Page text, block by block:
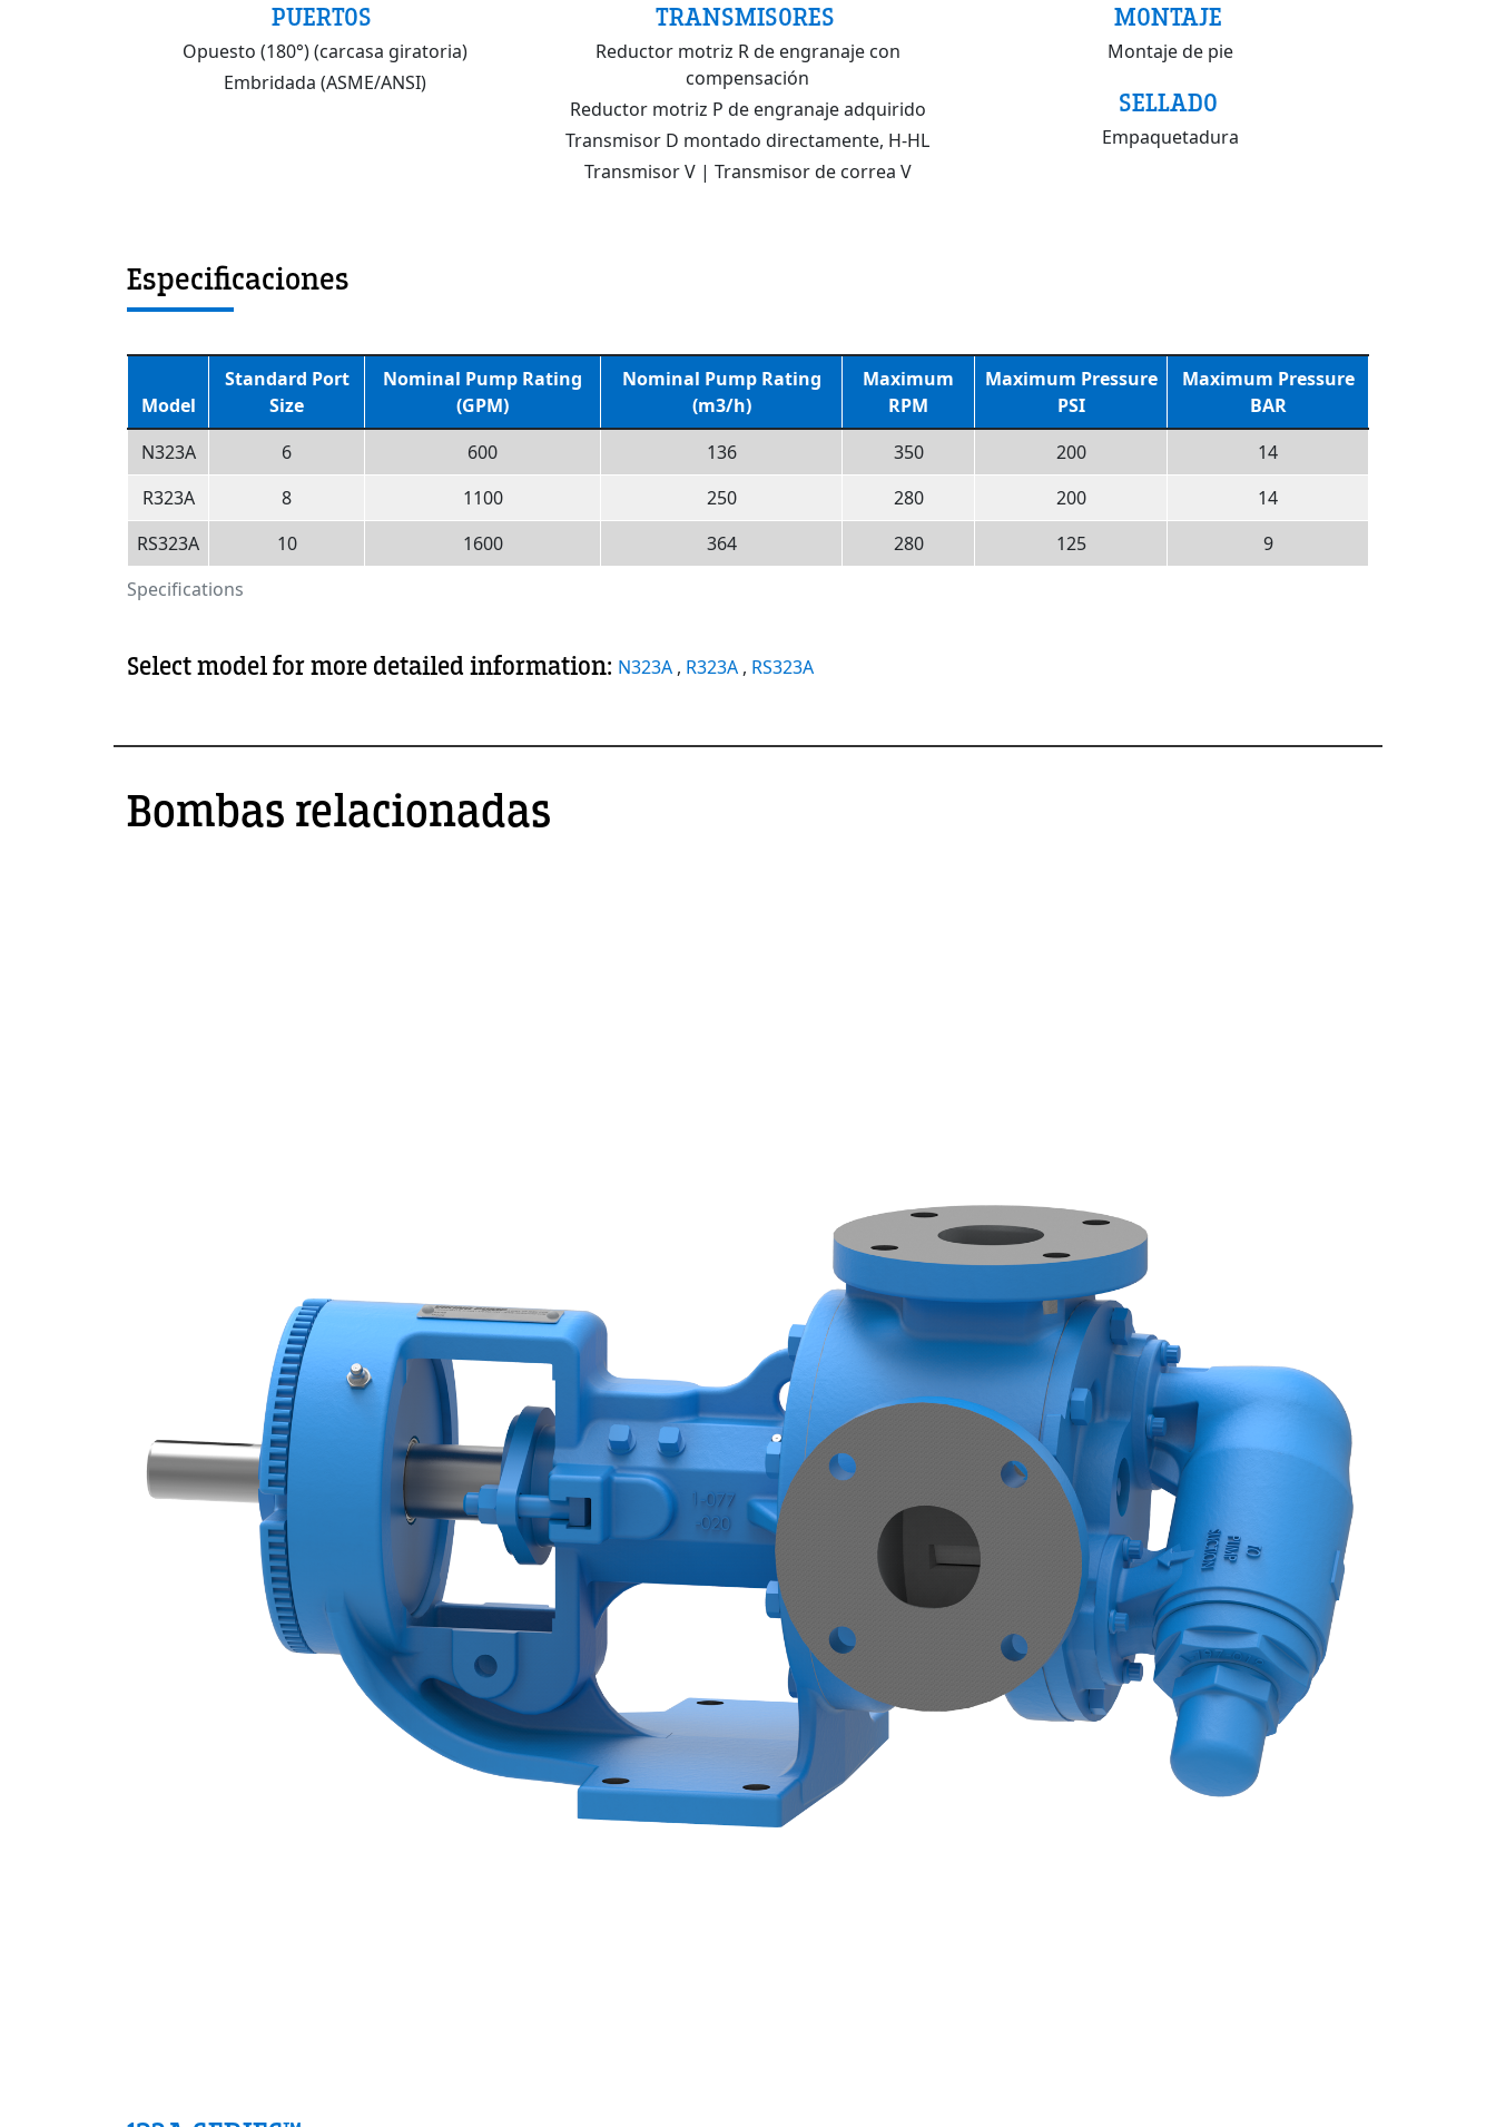
PUERTOS
Opuesto (180°) (carcasa giratoria)
Embridada (ASME/ANSI)
TRANSMISORES
Reductor motriz R de engranaje con
compensación
Reductor motriz P de engranaje adquirido
Transmisor D montado directamente, H-HL
Transmisor V | Transmisor de correa V
MONTAJE
Montaje de pie
SELLADO
Empaquetadura
Especificaciones
Specifications
Model
Standard Port
Size
Nominal Pump Rating
(GPM)
Nominal Pump Rating
(m3/h)
Maximum
RPM
Maximum Pressure
PSI
Maximum Pressure
BAR
N323A
6 600 136 350 200
14
R323A
8 1100 250 280 200
14
RS323A
10 1600 364 280 125 9
Select model for more detailed information: N323A , R323A , RS323A
Bombas relacionadas